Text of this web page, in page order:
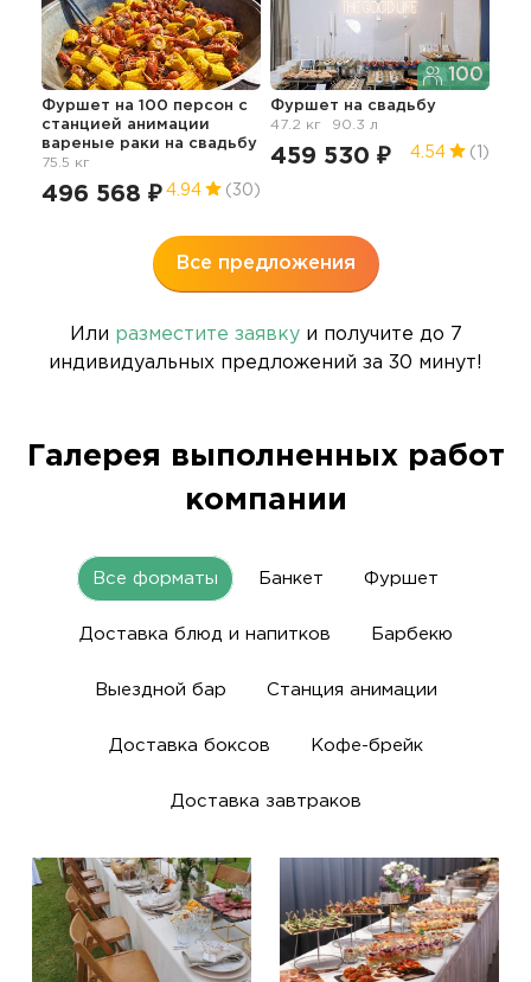
Фуршет на 100 персон с
станцией анимации
вареные раки на свадьбу
75.5 кг
496 568 ₽ 4.94 (30)
100
Фуршет на свадьбу
47.2 кг
90.3 л
459 530 ₽ 4.54 (1)
Все предложения
Или разместите заявкуи получите до 7
индивидуальных предложений за 30 минут!
Галерея выполненных работ
компании
Все форматы Банкет Фуршет
Доставка блюд и напитков Барбекю
Выездной бар Станция анимации
Доставка боксов Кофе-брейк
Доставка завтраков